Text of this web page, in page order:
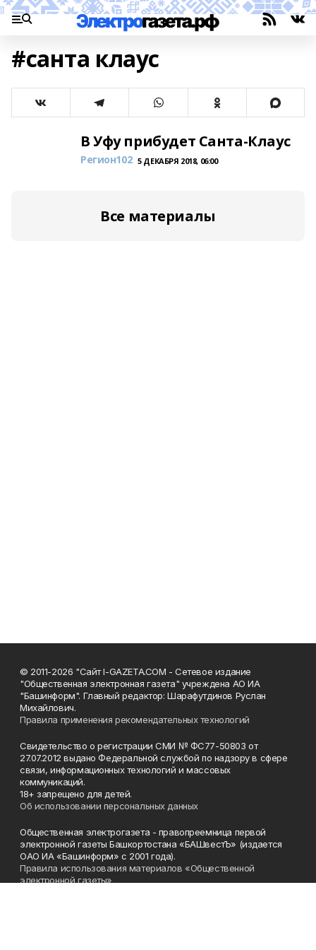
#санта клаус
В Уфу прибудет Санта-Клаус
Регион102 5 ДЕКАБРЯ 2018, 06:00
Все материалы
© 2011-2026 "Сайт I-GAZETA.COM - Сетевое издание
"Общественная электронная газета" учреждена АО ИА
"Башинформ". Главный редактор: Шарафутдинов Руслан
Михайлович.
Правила применения рекомендательных технологий
Свидетельство о регистрации СМИ № ФС77-50803 от
27.07.2012 выдано Федеральной службой по надзору в сфере
связи, информационных технологий и массовых
коммуникаций.
18+ запрещено для детей.
Об использовании персональных данных
Общественная электрогазета - правопреемница первой
электронной газеты Башкортостана «БАШвестЪ» (издается
ОАО ИА «Башинформ» с 2001 года).
Правила использования материалов «Общественной
электронной газеты»